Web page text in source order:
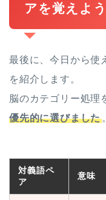
アを覚えよう
最後に、今日から使
を紹介します。
脳のカテゴリー処理
優先的に選びました
対義語ペ
ア
意味